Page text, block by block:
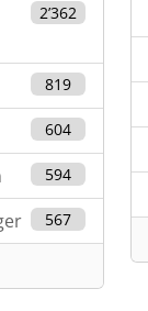
2’362
819
604
594
567